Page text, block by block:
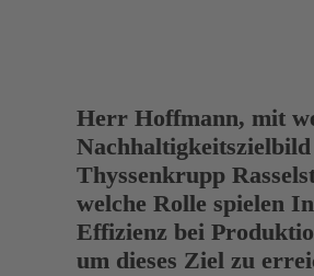
­Herr Hoffmann, mit
Thyssenkrupp
welche Rolle spielen
Effizienz bei
um dieses Ziel zu